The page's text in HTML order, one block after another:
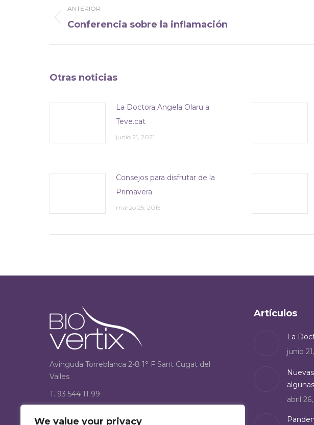
We value your privacy
entre
publicaciones
ANTERIOR
Publicación
Conferencia sobre la inflamación
Otras noticias
La Doctora Angela Olaru a
Teve.cat
junio 21, 2021
Consejos para disfrutar de la
Primavera
marzo 25, 2015
Avinguda Torreblanca 2-8 1° F Sant Cugat del
Valles
T. 93 544 11 99
Artículos
La
junio
abril